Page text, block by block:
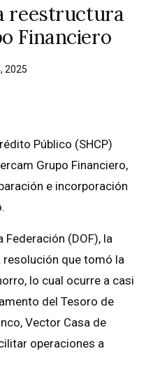
reestructura
Financiero
2025
Público (SHCP)
Grupo Financiero,
e incorporación
(DOF), la
que tomó la
lo cual ocurre a casi
del Tesoro de
Vector Casa de
operaciones a